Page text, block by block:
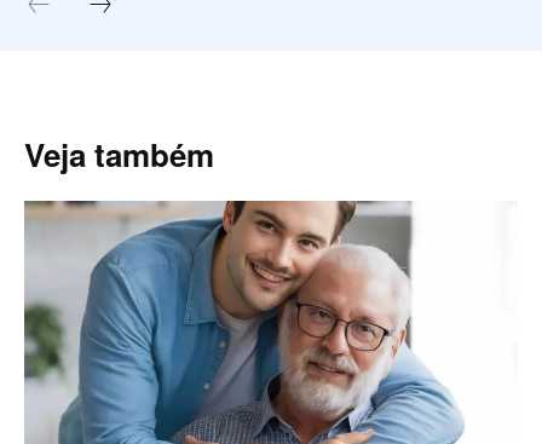
Veja também